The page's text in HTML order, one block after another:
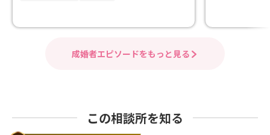
成婚者エピソードをもっと見る
この相談所を知る